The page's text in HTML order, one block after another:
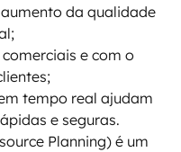
da qualidade
e com o
tempo real ajudam
e seguras.
Planning) é um